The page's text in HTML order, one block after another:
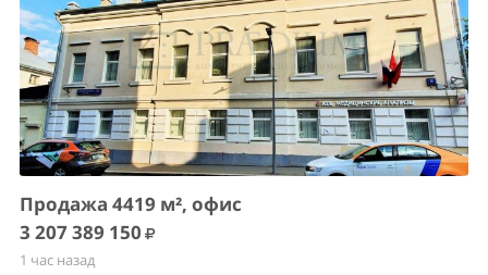
Продажа 4419 м², офис
3 207 389 150
1 час назад